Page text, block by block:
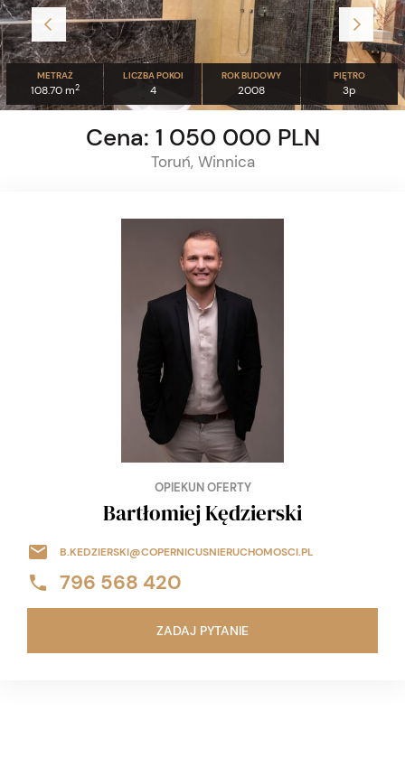
METRAŻ
108.70 m2
LICZBA POKOI
4
ROK BUDOWY
2008
PIĘTRO
3p
Cena: 1 050 000 PLN
Toruń, Winnica
OPIEKUN OFERTY
Bartłomiej Kędzierski
B.KEDZIERSKI@COPERNICUSNIERUCHOMOSCI.PL
796 568 420
ZADAJ PYTANIE